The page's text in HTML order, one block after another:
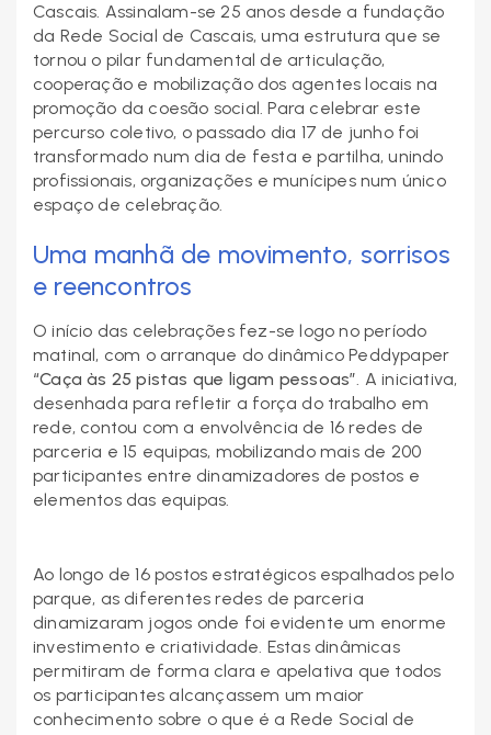
Cascais. Assinalam-se 25 anos desde a fundação
da Rede Social de Cascais, uma estrutura que se
tornou o pilar fundamental de articulação,
cooperação e mobilização dos agentes locais na
promoção da coesão social. Para celebrar este
percurso coletivo, o passado dia 17 de junho foi
transformado num dia de festa e partilha, unindo
profissionais, organizações e munícipes num único
espaço de celebração.
Uma manhã de movimento, sorrisos
e reencontros
O início das celebrações fez-se logo no período
matinal, com o arranque do dinâmico Peddypaper
“Caça às 25 pistas que ligam pessoas”. A iniciativa,
desenhada para refletir a força do trabalho em
rede, contou com a envolvência de 16 redes de
parceria e 15 equipas, mobilizando mais de 200
participantes entre dinamizadores de postos e
elementos das equipas.
Ao longo de 16 postos estratégicos espalhados pelo
parque, as diferentes redes de parceria
dinamizaram jogos onde foi evidente um enorme
investimento e criatividade. Estas dinâmicas
permitiram de forma clara e apelativa que todos
os participantes alcançassem um maior
conhecimento sobre o que é a Rede Social de